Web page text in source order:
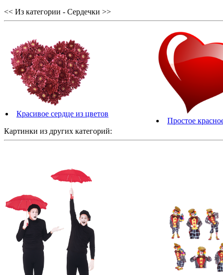
<< Из категории - Сердечки >>
Красивое сердце из цветов
Простое
Картинки из других категорий: